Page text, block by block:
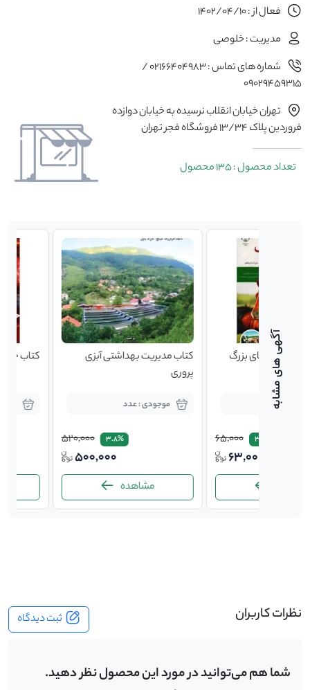
فعال از : 1402/04/10
مدیریت : خلوصی
شماره های تماس : 02166404983 /
09029459315
تهران خیابان انقلاب نرسیده به خیابان دوازده
فروردین پلاک 13/34 فروشگاه فجر تهران
تعداد محصول : 135 محصول
بزرگ
کتاب مدیریت بهداشتی آبزی
موجودی : عدد
520,000
کتاب خون شناسی
نظرات کاربران ثبت دیدگاه
شما هم می‌توانید در مورد این محصول نظر دهید.